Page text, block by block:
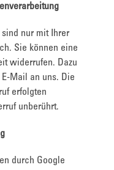
nur mit Ihrer
Sie können eine
widerrufen. Dazu
Mail an uns. Die
erfolgten
unberührt.
durch Google